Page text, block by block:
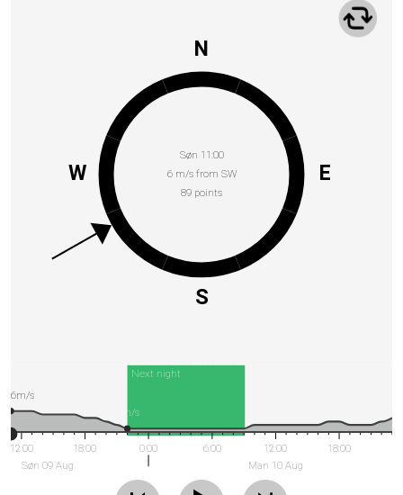
Søn 11:00
6 m/s from SW
89 points
N
E
S
W
Next night
12:00
Søn 09 Aug
18:00 0:00 6:00
12:00
Man 10 Aug
18:00
6m/s
1m/s